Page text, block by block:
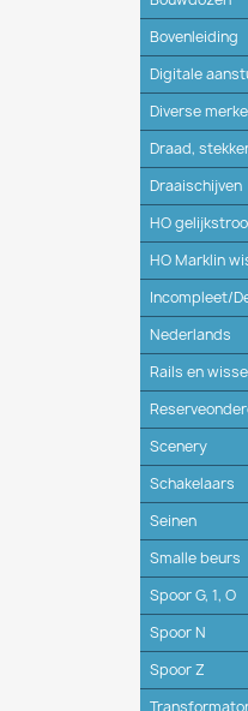
Bovenleiding
Digitale
Diverse
Draad,
Draaischijven
HO
HO Marklin
Incompleet/
Nederlands
Rails en
Scenery
Schakelaars
Seinen
Smalle beurs
Spoor G, 1, O
Spoor N
Spoor Z